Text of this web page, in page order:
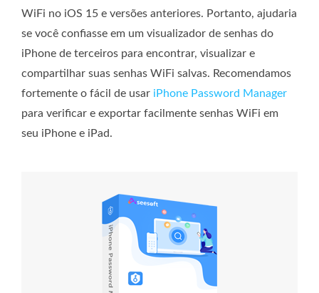
WiFi no iOS 15 e versões anteriores. Portanto, ajudaria
se você confiasse em um visualizador de senhas do
iPhone de terceiros para encontrar, visualizar e
compartilhar suas senhas WiFi salvas. Recomendamos
fortemente o fácil de usar iPhone Password Manager
para verificar e exportar facilmente senhas WiFi em
seu iPhone e iPad.